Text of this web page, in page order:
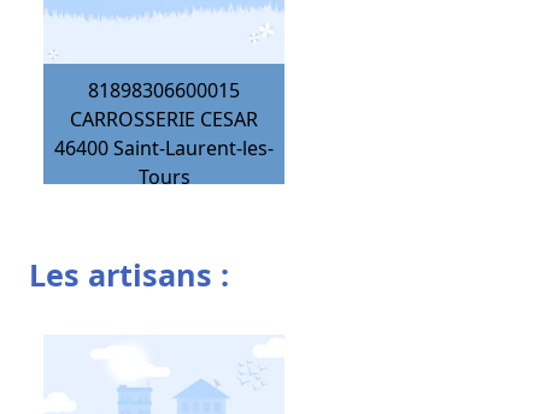
81898306600015
CARROSSERIE CESAR
46400Saint-Laurent-les-
Tours
Les artisans :